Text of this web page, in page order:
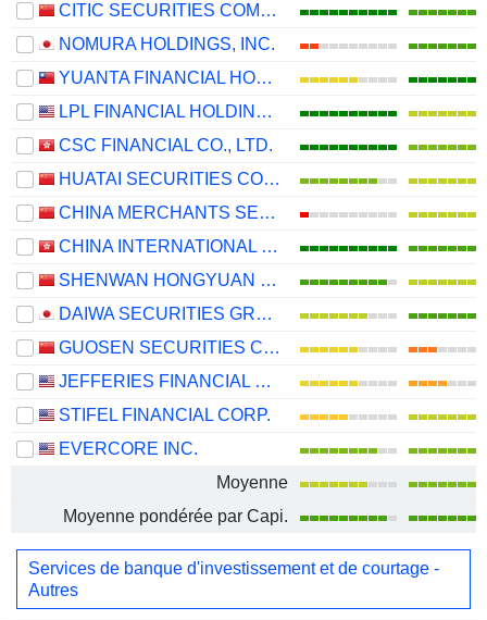
CITIC SECURITIES COMPANY LIMITED
NOMURA HOLDINGS, INC.
YUANTA FINANCIAL HOLDING CO., LTD.
LPL FINANCIAL HOLDINGS INC.
CSC FINANCIAL CO., LTD.
HUATAI SECURITIES CO., LTD.
CHINA MERCHANTS SECURITIES CO., LTD.
CHINA INTERNATIONAL CAPITAL CORPORATION LIMITED
SHENWAN HONGYUAN GROUP CO., LTD.
DAIWA SECURITIES GROUP INC.
GUOSEN SECURITIES CO., LTD.
JEFFERIES FINANCIAL GROUP INC.
STIFEL FINANCIAL CORP.
EVERCORE INC.
Moyenne
Moyenne pondérée par Capi.
Services de banque d'investissement et de courtage -
Autres